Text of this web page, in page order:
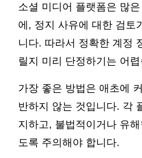
소셜 미디어 플랫폼은 많
에, 정지 사유에 대한 검토
니다. 따라서 정확한 계정
릴지 미리 단정하기는 어
가장 좋은 방법은 애초에
반하지 않는 것입니다. 각
지하고, 불법적이거나 유
도록 주의해야 합니다.